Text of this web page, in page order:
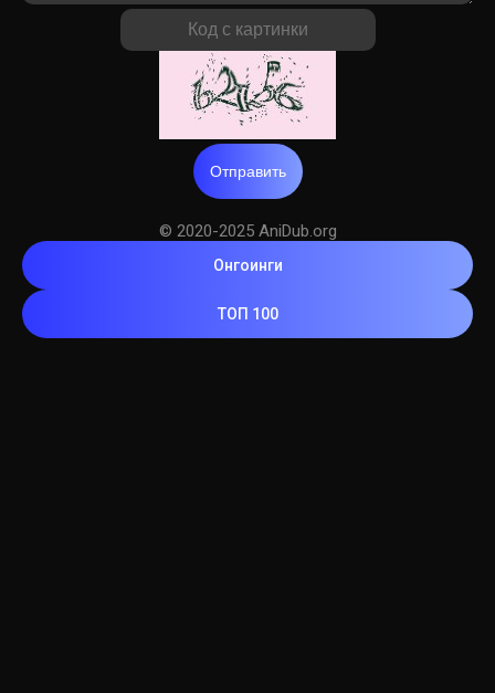
Отправить
© 2020-2025 AniDub.org
Онгоинги
ТОП 100